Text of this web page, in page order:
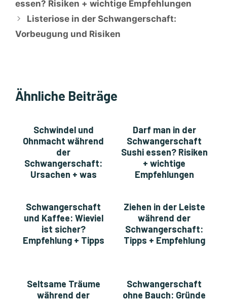
essen? Risiken + wichtige Empfehlungen
Listeriose in der Schwangerschaft:
Vorbeugung und Risiken
Ähnliche Beiträge
Schwindel und
Ohnmacht während
der
Schwangerschaft:
Ursachen + was
Darf man in der
Schwangerschaft
Sushi essen? Risiken
+ wichtige
Empfehlungen
Schwangerschaft
und Kaffee: Wieviel
ist sicher?
Empfehlung + Tipps
Ziehen in der Leiste
während der
Schwangerschaft:
Tipps + Empfehlung
Seltsame Träume
während der
Schwangerschaft
ohne Bauch: Gründe